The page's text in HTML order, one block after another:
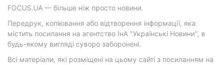
FOCUS.UA — більше ніж просто новини.
Передрук, копіювання або відтворення інформації, яка
містить посилання на агентство ІнА "Українські Новини", в
будь-якому вигляді суворо заборонені.
Всі матеріали, які розміщені на цьому сайті з посиланням на